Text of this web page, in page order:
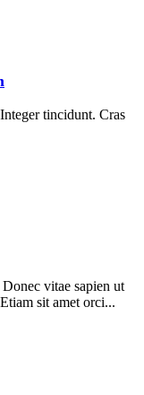
tincidunt. Cras
vitae sapien ut
sit amet orci...